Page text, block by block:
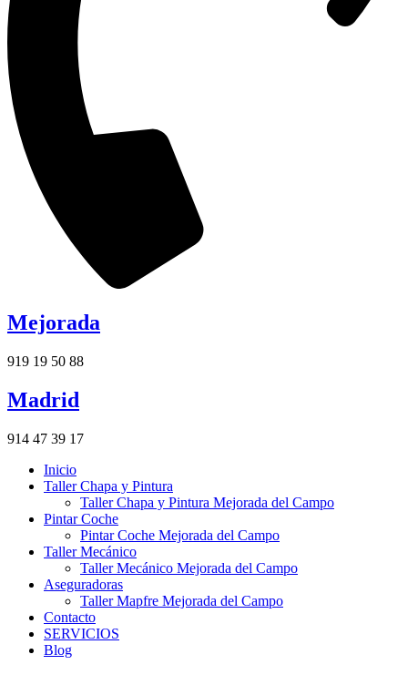
Mejorada
919 19 50 88
Madrid
914 47 39 17
Inicio
Taller Chapa y Pintura
Taller Chapa y Pintura Mejorada del Campo
Pintar Coche
Pintar Coche Mejorada del Campo
Taller Mecánico
Taller Mecánico Mejorada del Campo
Aseguradoras
Taller Mapfre Mejorada del Campo
Contacto
SERVICIOS
Blog